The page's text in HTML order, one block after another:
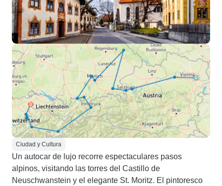
Ciudad y Cultura
Un autocar de lujo recorre espectaculares pasos
alpinos, visitando las torres del Castillo de
Neuschwanstein y el elegante St. Moritz. El pintoresco